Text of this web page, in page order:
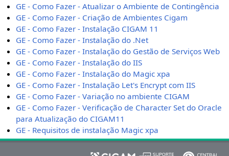
GE - Como Fazer - Atualizar o Ambiente de Contingência
GE - Como Fazer - Criação de Ambientes Cigam
GE - Como Fazer - Instalação CIGAM 11
GE - Como Fazer - Instalação do .Net
GE - Como Fazer - Instalação do Gestão de Serviços Web
GE - Como Fazer - Instalação do IIS
GE - Como Fazer - Instalação do Magic xpa
GE - Como Fazer - Instalação Let's Encrypt com IIS
GE - Como Fazer - Variação no ambiente CIGAM
GE - Como Fazer - Verificação de Character Set do Oracle
para Atualização do CIGAM11
GE - Requisitos de instalação Magic xpa